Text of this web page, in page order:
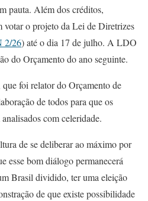
pauta. Além dos créditos,
votar o projeto da Lei de Diretrizes
2/26) até o dia 17 de julho. A LDO
do Orçamento do ano seguinte.
foi relator do Orçamento de
de todos para que os
com celeridade.
de se deliberar ao máximo por
esse bom diálogo permanecerá
Brasil dividido, ter uma eleição
de que existe possibilidade